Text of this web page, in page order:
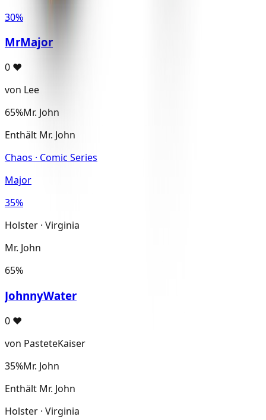
30%
MrMajor
0 ♥
von Lee
65%Mr. John
Enthält Mr. John
Chaos · Comic Series
Major
35%
Holster · Virginia
Mr. John
65%
JohnnyWater
0 ♥
von PasteteKaiser
35%Mr. John
Enthält Mr. John
Holster · Virginia